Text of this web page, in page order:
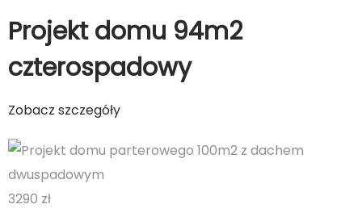
Projekt domu 94m2
czterospadowy
Zobacz szczegóły
3290 zł